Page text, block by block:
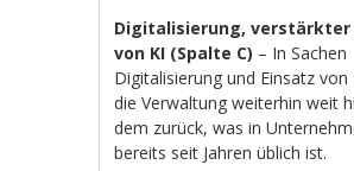
Digitalisierung, verstärkter
von KI (Spalte C) – In Sachen
Digitalisierung und Einsatz von
die Verwaltung weiterhin weit
dem zurück, was in
bereits seit Jahren üblich ist.